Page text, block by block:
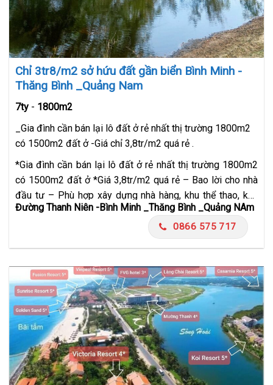
Chỉ 3tr8/m2 sở hứu đất gần biển Bình Minh -
Thăng Bình _Quảng Nam
7ty - 1800m2
_Gia đình cần bán lại lô đất ở rẻ nhất thị trường 1800m2
có 1500m2 đất ở -Giá chỉ 3,8tr/m2 quá rẻ .
*Gia đình cần bán lại lô đất ở rẻ nhất thị trường 1800m2
có 1500m2 đất ở *Giá 3,8tr/m2 quá rẻ – Bao lời cho nhà
đầu tư – Phù hợp xây dựng nhà hàng, khu thể thao, khu
dừng chân, cụm du lịch biển…….Đầu tư trung và dài hạn,
Đường Thanh Niên -Bình Minh _Thăng Bình _Quảng NAm
0866 575 717